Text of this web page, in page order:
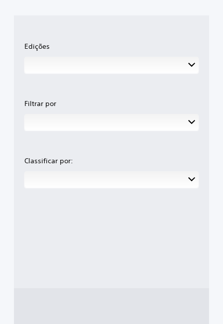
Edições
Filtrar por
Classificar por: